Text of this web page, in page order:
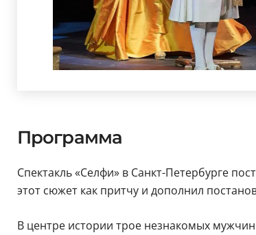
Программа
Спектакль «Селфи» в Санкт-Петербурге
этот сюжет как притчу и дополнил
В центре истории трое незнакомых